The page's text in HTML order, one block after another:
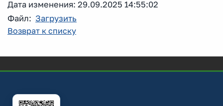
Дата изменения: 29.09.2025 14:55:02
Файл: Загрузить
Возврат к списку